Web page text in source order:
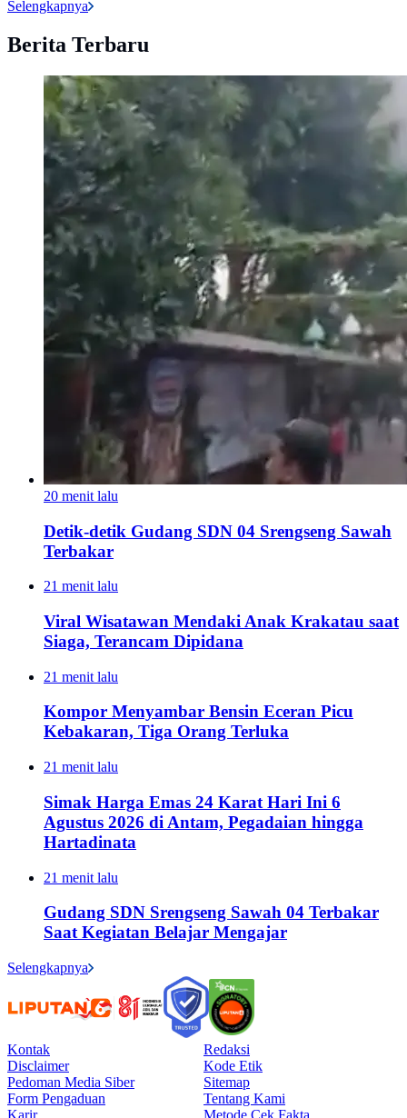
Selengkapnya
Berita Terbaru
20 menit lalu
Detik-detik Gudang SDN 04 Srengseng Sawah
Terbakar
21 menit lalu
Viral Wisatawan Mendaki Anak Krakatau saat
Siaga, Terancam Dipidana
21 menit lalu
Kompor Menyambar Bensin Eceran Picu
Kebakaran, Tiga Orang Terluka
21 menit lalu
Simak Harga Emas 24 Karat Hari Ini 6
Agustus 2026 di Antam, Pegadaian hingga
Hartadinata
21 menit lalu
Gudang SDN Srengseng Sawah 04 Terbakar
Saat Kegiatan Belajar Mengajar
Selengkapnya
Kontak
Redaksi
Disclaimer
Kode Etik
Pedoman Media Siber
Sitemap
Form Pengaduan
Tentang Kami
Karir
Metode Cek Fakta